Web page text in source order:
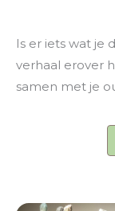
Is er iets wat je
verhaal erover
samen met je